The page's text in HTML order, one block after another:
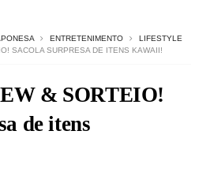
ENTRETENIMENTO
LIFESTYLE
SACOLA SURPRESA DE ITENS KAWAII!
& SORTEIO!
de itens